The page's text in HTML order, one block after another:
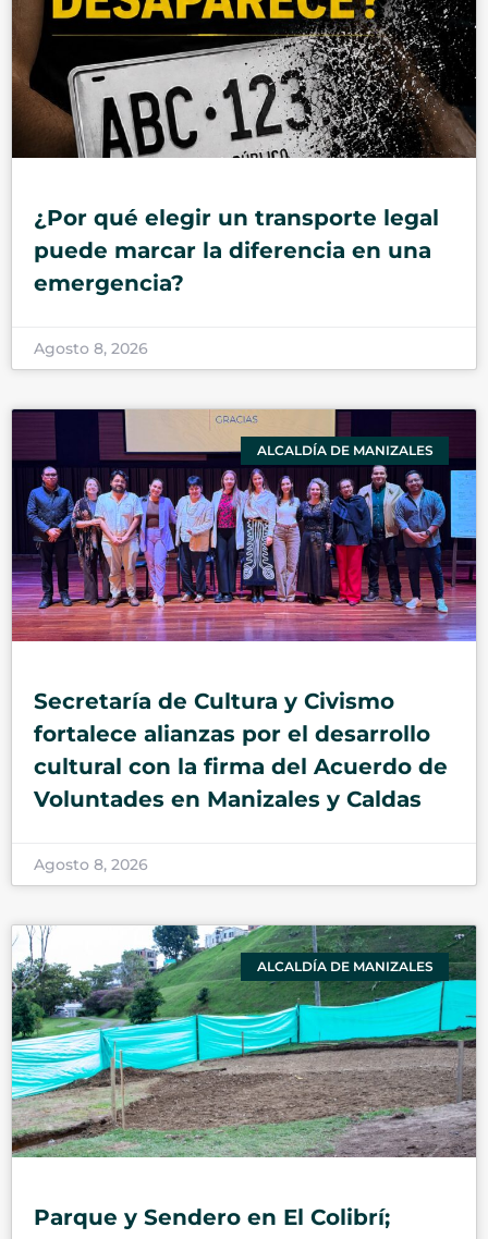
¿Por qué elegir un transporte legal
puede marcar la diferencia en una
emergencia?
Agosto 8, 2026
ALCALDÍA DE MANIZALES
Secretaría de Cultura y Civismo
fortalece alianzas por el desarrollo
cultural con la firma del Acuerdo de
Voluntades en Manizales y Caldas
Agosto 8, 2026
ALCALDÍA DE MANIZALES
Parque y Sendero en El Colibrí;